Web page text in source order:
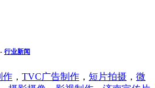
- 行业新闻
作 ， TVC广告制作 ， 短片拍摄 ， 微